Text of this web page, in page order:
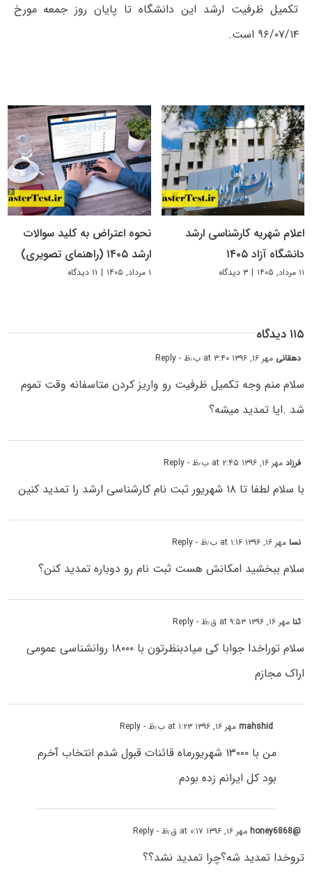
تکمیل ظرفیت ارشد این دانشگاه تا پایان روز جمعه مورخ
۹۶/۰۷/۱۴ است.
اعلام شهریه کارشناسی ارشد
دانشگاه آزاد ۱۴۰۵
۱۱ مرداد, ۱۴۰۵ | ۳ دیدگاه
نحوه اعتراض به کلید سوالات
ارشد ۱۴۰۵ (راهنمای تصویری)
۱ مرداد, ۱۴۰۵ | ۱۱ دیدگاه
۱۱۵ دیدگاه
دهقانی مهر ۱۶, ۱۳۹۶ at ۳:۴۰ ب٫ظ - Reply
سلام منم وجه تکمیل ظرفیت رو واریز کردن متاسفانه وقت تموم
شد .ایا تمدید میشه؟
فرزادمهر ۱۶, ۱۳۹۶ at ۲:۴۵ ب٫ظ - Reply
با سلام لطفا تا ۱۸ شهریور ثبت نام کارشناسی ارشد را تمدید کنین
نسامهر ۱۶, ۱۳۹۶ at ۱:۱۶ ب٫ظ - Reply
سلام ببخشید امکانش هست ثبت نام رو دوباره تمدید کنن؟
ثنامهر ۱۶, ۱۳۹۶ at ۹:۵۳ ق٫ظ - Reply
سلام توراخدا جوابا کی میادبنظرتون با ۱۸۰۰۰ روانشناسی عمومی
اراک مجازم
mahshidمهر ۱۶, ۱۳۹۶ at ۱:۲۳ ب٫ظ - Reply
من با ۱۳۰۰۰ شهریورماه قائنات قبول شدم انتخاب آخرم
بود کل ایرانم زده بودم
@honey6868 مهر ۱۶, ۱۳۹۶ at ۰:۱۷ ق٫ظ - Reply
تروخدا تمدید شه؟چرا تمدید نشد؟؟